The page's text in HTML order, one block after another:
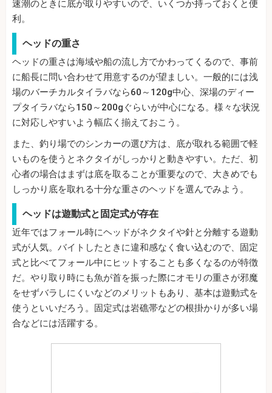
速潮のときに底が取りやすいので、いくつか持っておくと便
利。
ヘッドの重さ
ヘッドの重さは海域や船の流し方でかわってくるので、事前
に船長に問い合わせて用意するのが望ましい。一般的には浅
場のバーチカルタイラバなら60～120g中心、深場のディー
プタイラバなら150～200gぐらいが中心になる。様々な状況
に対応しやすいよう幅広く揃えておこう。
また、釣り場でのシンカーの選び方は、底が取れる範囲で軽
いものを使うとネクタイがしっかりと動きやすい。ただ、初
心者の場合はまずは底を取ることが重要なので、大きめでも
しっかり底を取れる十分な重さのヘッドを選んでみよう。
ヘッドは遊動式と固定式が存在
近年ではフォール時にヘッドがネクタイや針と分離する遊動
式が人気。バイトしたときに違和感なく食い込むので、固定
式と比べてフォール中にヒットすることも多くなるのが特徴
だ。やり取り時にも魚が首を振った際にオモリの重さが邪魔
をせずバラしにくいなどのメリットもあり、基本は遊動式を
使うといいだろう。固定式は岩礁帯などの根掛かりが多い場
合などには活躍する。